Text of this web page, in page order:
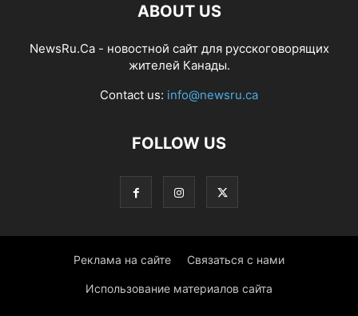
ABOUT US
NewsRu.Ca - новостной сайт для русскоговорящих
жителей Канады.
Contact us: info@newsru.ca
FOLLOW US
Реклама на сайте Связаться с нами
Использование материалов сайта